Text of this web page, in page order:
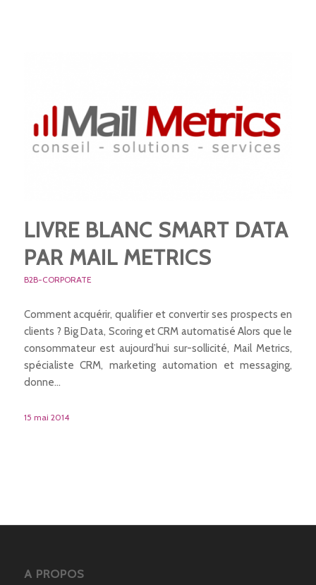
LIVRE BLANC SMART DATA
PAR MAIL METRICS
B2B-CORPORATE
Comment acquérir, qualifier et convertir ses prospects en
clients ? Big Data, Scoring et CRM automatisé Alors que le
consommateur est aujourd’hui sur-sollicité, Mail Metrics,
spécialiste CRM, marketing automation et messaging,
donne…
15 mai 2014
A PROPOS